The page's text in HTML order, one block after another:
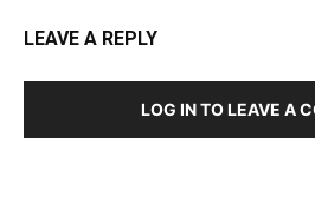
LEAVE A REPLY
LOG IN TO LEAVE A